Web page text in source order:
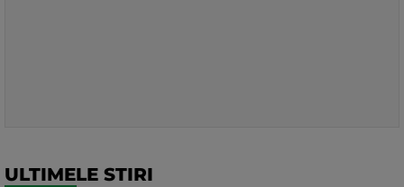
ULTIMELE STIRI